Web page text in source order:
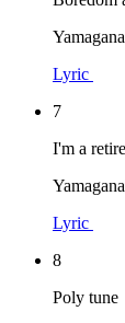
Lyric
7
I'm a
Lyric
8
Poly tune